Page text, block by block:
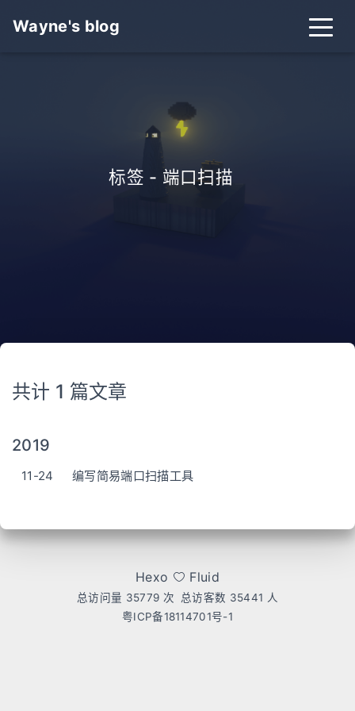
Wayne's blog
标签 - 端口扫描
共计 1 篇文章
2019
11-24 编写简易端口扫描工具
Hexo Fluid
总访问量 35779 次 总访客数 35441 人
粤ICP备18114701号-1